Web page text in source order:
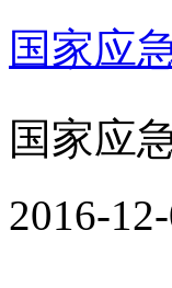
国家应
国家应
2016-